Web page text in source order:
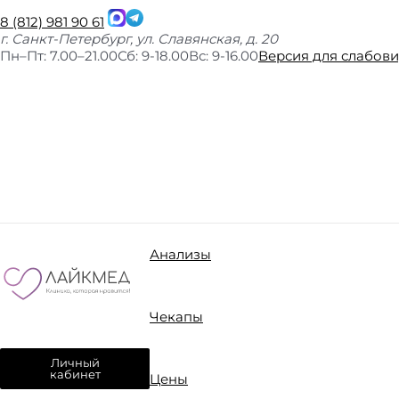
8 (812) 981 90 61
г. Санкт-Петербург, ул. Славянская, д. 20
Пн–Пт: 7.00–21.00Сб: 9-18.00Вс: 9-16.00Версия для
Личный
кабинет
Анализы
Чекапы
Цены